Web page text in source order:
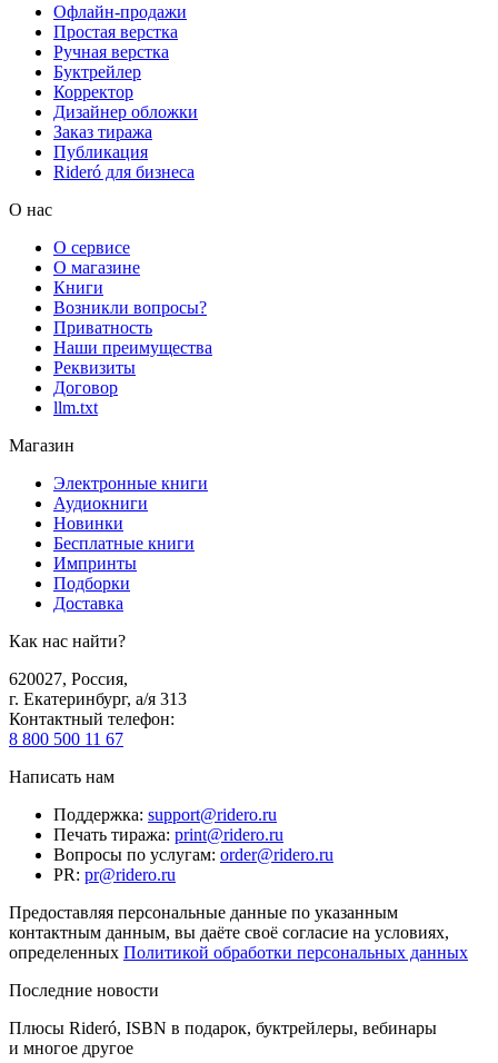
Офлайн-продажи
Простая верстка
Ручная верстка
Буктрейлер
Корректор
Дизайнер обложки
Заказ тиража
Публикация
Rideró для бизнеса
О нас
О сервисе
О магазине
Книги
Возникли вопросы?
Приватность
Наши преимущества
Реквизиты
Договор
llm.txt
Магазин
Электронные книги
Аудиокниги
Новинки
Бесплатные книги
Импринты
Подборки
Доставка
Как нас найти?
620027, Россия,
г. Екатеринбург, а/я 313
Контактный телефон:
8 800 500 11 67
Написать нам
Поддержка: support@ridero.ru
Печать тиража: print@ridero.ru
Вопросы по услугам: order@ridero.ru
PR: pr@ridero.ru
Предоставляя персональные данные по указанным
контактным данным, вы даёте своё согласие на условиях,
определенных Политикой обработки персональных данных
Последние новости
Плюсы Rideró, ISBN в подарок, буктрейлеры, вебинары
и многое другое